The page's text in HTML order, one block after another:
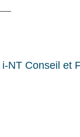
i-NT Conseil et